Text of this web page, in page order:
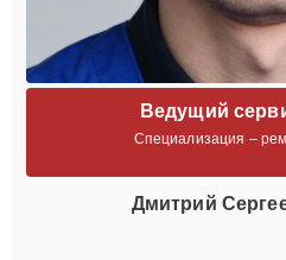
Ведущий
Специализация –
Дмитрий